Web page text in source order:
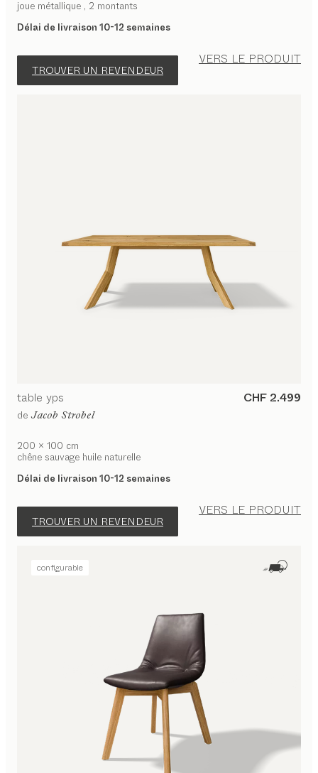
joue métallique , 2 montants
Délai de livraison 10-12 semaines
TROUVER UN REVENDEUR
VERS LE PRODUIT
table yps CHF 2.499
de Jacob Strobel
200 x 100 cm
chêne sauvage huile naturelle
Délai de livraison 10-12 semaines
TROUVER UN REVENDEUR
VERS LE PRODUIT
configurable